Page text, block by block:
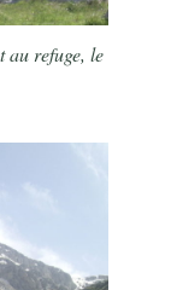
au refuge, le